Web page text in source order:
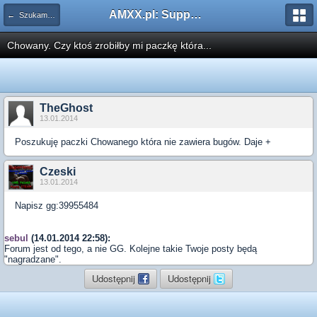
← Szukam pluginu AMXX.pl: Support AMX Mod X i SourceMod
Chowany. Czy ktoś zrobiłby mi paczkę która...
TheGhost
13.01.2014
Poszukuję paczki Chowanego która nie zawiera bugów. Daje +
Czeski
13.01.2014
Napisz gg:39955484
sebul (14.01.2014 22:58):
Forum jest od tego, a nie GG. Kolejne takie Twoje posty będą
"nagradzane".
Udostępnij Udostępnij